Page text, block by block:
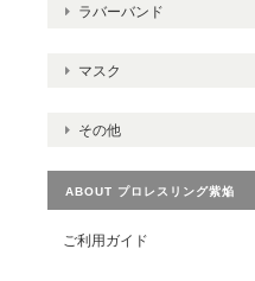
ラバーバンド
マスク
その他
ABOUT プロレスリング紫焔
ご利用ガイド